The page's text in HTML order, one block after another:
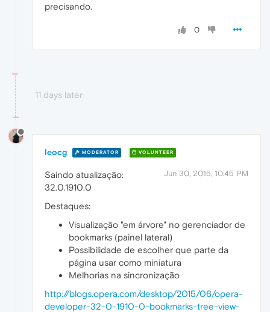
precisando.
0
11 days later
leocg MODERATOR VOLUNTEER
Jun 30, 2015, 10:45 PM
Saindo atualização:
32.0.1910.0
Destaques:
Visualização "em árvore" no gerenciador de
bookmarks (painel lateral)
Possibilidade de escolher que parte da
página usar como miniatura
Melhorias na sincronização
http://blogs.opera.com/desktop/2015/06/opera-
developer-32-0-1910-0-bookmarks-tree-view-